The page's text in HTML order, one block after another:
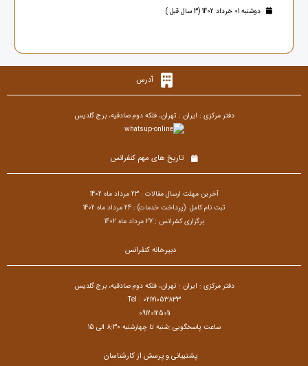
دوشنبه 01 خرداد 1402 (3 سال قبل )
آدرس
دفتر مرکزی : ایران : تهران، فلکه دوم صادقیه، برج گلدیس
تاریخ های مهم کنفرانس
آخرین مهلت ارسال مقالات : 23 مرداد ماه 1402
ثبت نام کامل (پرداخت خدمات) : 24
مرداد ماه 1402
برگزاری کنفرانس : 27 مرداد ماه 1402
دبیرخانه کنفرانس
دفتر مرکزی : ایران : تهران، فلکه دوم صادقیه، برج گلدیس
Tel : 02171053833
09120125011
ساعت پاسخگویی :شنبه تا چهارشنبه 8:30 الی 15
پشتیبانی و پرسش از کارشناسان